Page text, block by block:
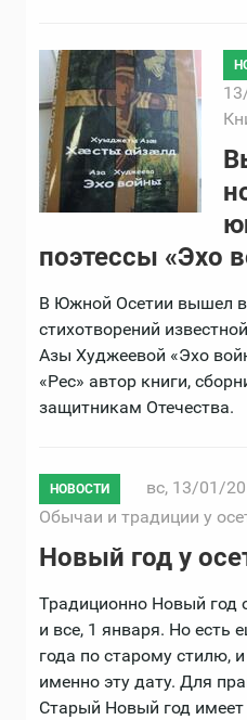
поэтессы «Эхо
В Южной Осетии вышел в
стихотворений
Азы Худжеевой «Эхо
«Рес» автор книги,
защитникам Отечества.
НОВОСТИ
вс, 13/01/
Обычаи и традиции у
Новый год у
Традиционно Новый год
и все, 1 января. Но есть
года по старому стилю,
именно эту дату. Для
Старый Новый год имеет